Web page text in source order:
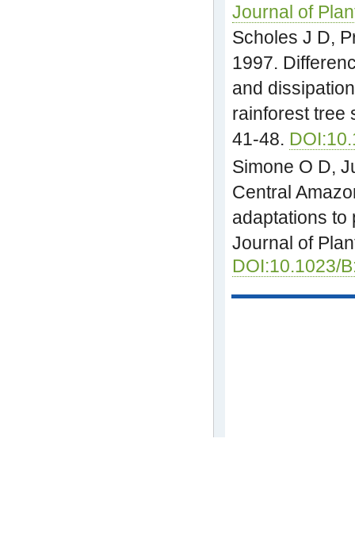
Journal of
Scholes J D,
1997.
and
rainforest tree
41-48.
Simone O D,
Central
adaptations to
Journal of
DOI:10.1023/